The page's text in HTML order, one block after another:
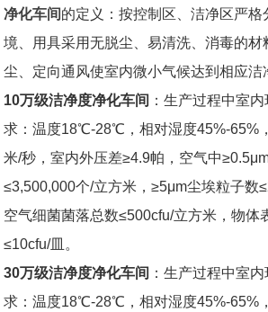
净化车间 的定义：按控制区、洁净区严格
境、用具采用无脱尘、易清洗、消毒的材
尘、定向通风使室内微小气候达到相应洁
10万级洁净度净化车间
：生产过程中室
求：温度18℃-28℃，相对湿度45%-65%
米/秒，室内外压差≥4.9帕，空气中
≤3,500,000个/立方米，≥5μm尘埃粒子数
空气细菌菌落总数≤500cfu/立方米，物体
≤10cfu/皿。
30万级洁净度净化车间
：生产过程中室
求：温度18℃-28℃，相对湿度45%-65%